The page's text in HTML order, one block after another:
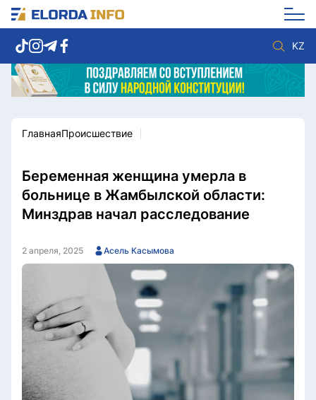
KZ
Новости столицы
Политика
Спорт
Культура
Разное
Мнение
Видео
Мир
Послание
Служба Комплаенс
ГлавнаяПроисшествие
Беременная женщина умерла в
больнице в Жамбылской области:
Минздрав начал расследование
2 апреля, 2025 Асель Касымова